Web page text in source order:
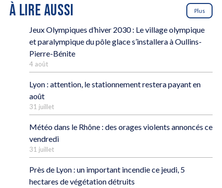
À LIRE AUSSI Plus
Jeux Olympiques d’hiver 2030 : Le village olympique
et paralympique du pôle glace s’installera à Oullins-
Pierre-Bénite
4 août
Lyon : attention, le stationnement restera payant en
août
31 juillet
Météo dans le Rhône : des orages violents annoncés ce
vendredi
31 juillet
Près de Lyon : un important incendie ce jeudi, 5
hectares de végétation détruits